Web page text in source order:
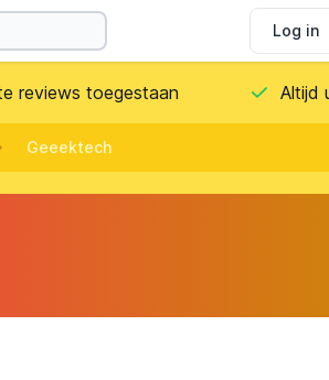
Log in
reviews toegestaan Altijd
Geeektech